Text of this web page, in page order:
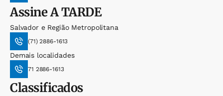
AssineA TARDE
Salvador e Região Metropolitana
(71) 2886-1613
Demais localidades
71 2886-1613
Classificados